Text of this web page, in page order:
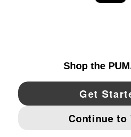
YouTube Twitter Pinterest